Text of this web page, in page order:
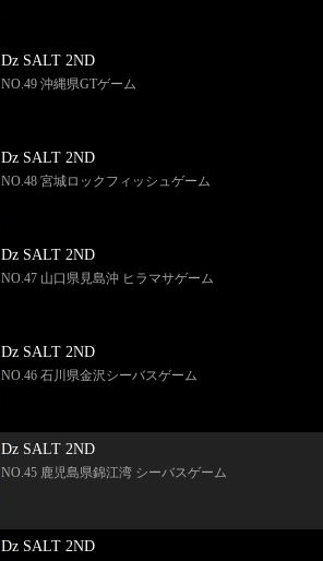
Dz SALT 2ND
NO.49 沖縄県GTゲーム
Dz SALT 2ND
NO.48 宮城ロックフィッシュゲーム
Dz SALT 2ND
NO.47 山口県見島沖 ヒラマサゲーム
Dz SALT 2ND
NO.46 石川県金沢シーバスゲーム
Dz SALT 2ND
NO.45 鹿児島県錦江湾 シーバスゲーム
Dz SALT 2ND